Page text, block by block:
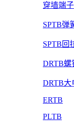
穿墙端子
SPTB弹
SPTB回
DRTB螺
DRTB大
ERTB
PLTB